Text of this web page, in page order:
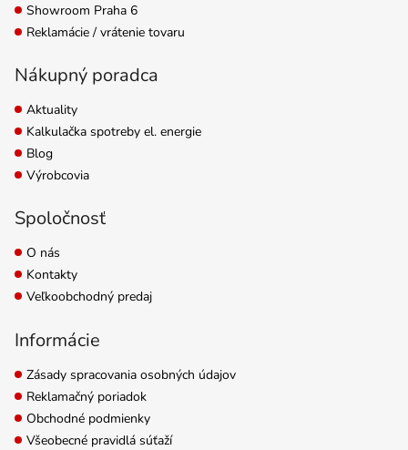
Showroom Praha 6
Reklamácie / vrátenie tovaru
Nákupný poradca
Aktuality
Kalkulačka spotreby el. energie
Blog
Výrobcovia
Spoločnosť
O nás
Kontakty
Veľkoobchodný predaj
Informácie
Zásady spracovania osobných údajov
Reklamačný poriadok
Obchodné podmienky
Všeobecné pravidlá súťaží